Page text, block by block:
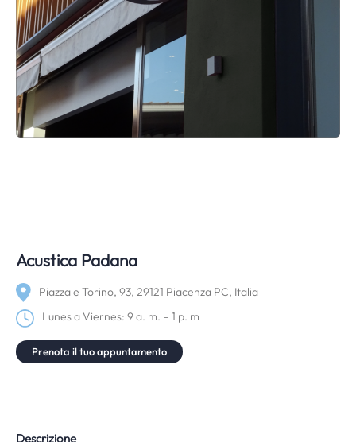
Acustica Padana
Piazzale Torino, 93, 29121 Piacenza PC, Italia
Lunes a Viernes: 9 a. m. – 1 p. m
Prenota il tuo appuntamento
Descrizione